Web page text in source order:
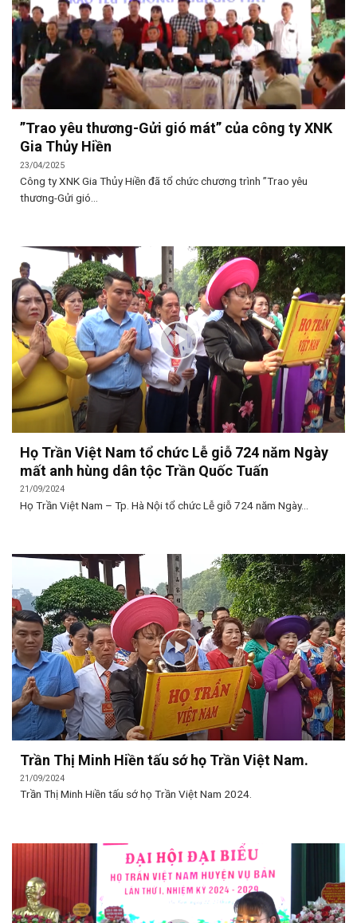
”Trao yêu thương-Gửi gió mát” của công ty XNK
Gia Thủy Hiền
23/04/2025
Công ty XNK Gia Thủy Hiền đã tổ chức chương trình ”Trao yêu
thương-Gửi gió...
Họ Trần Việt Nam tổ chức Lễ giỗ 724 năm Ngày
mất anh hùng dân tộc Trần Quốc Tuấn
21/09/2024
Họ Trần Việt Nam – Tp. Hà Nội tổ chức Lễ giỗ 724 năm Ngày...
Trần Thị Minh Hiền tấu sớ họ Trần Việt Nam.
21/09/2024
Trần Thị Minh Hiền tấu sớ họ Trần Việt Nam 2024.